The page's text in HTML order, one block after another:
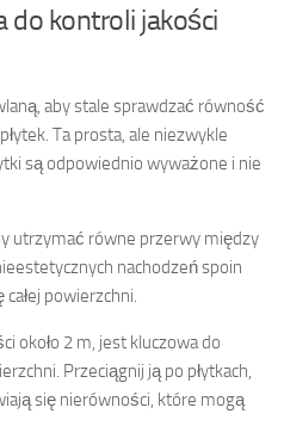
do kontroli jakości
aby stale sprawdzać równość
Ta prosta, ale niezwykle
są odpowiednio wyważone i nie
utrzymać równe przerwy między
nachodzeń spoin
powierzchni.
około 2 m, jest kluczowa do
Przeciągnij ją po płytkach,
się nierówności, które mogą